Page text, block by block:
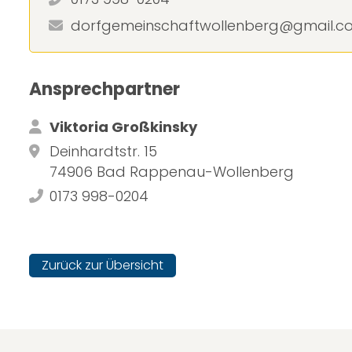
Ansprechpartner
Viktoria Großkinsky
Deinhardtstr. 15
74906 Bad Rappenau-Wollenberg
0173 998-0204
Zurück zur Übersicht